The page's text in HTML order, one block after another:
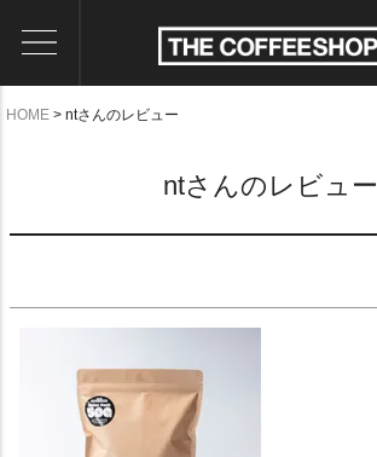
HOME ntさんのレビュー
ntさんのレビュー